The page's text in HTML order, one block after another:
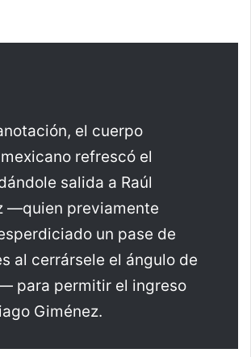
el cuerpo
refrescó el
salida a Raúl
—quien previamente
un pase de
al cerrársele el ángulo de
para permitir el ingreso
Giménez.